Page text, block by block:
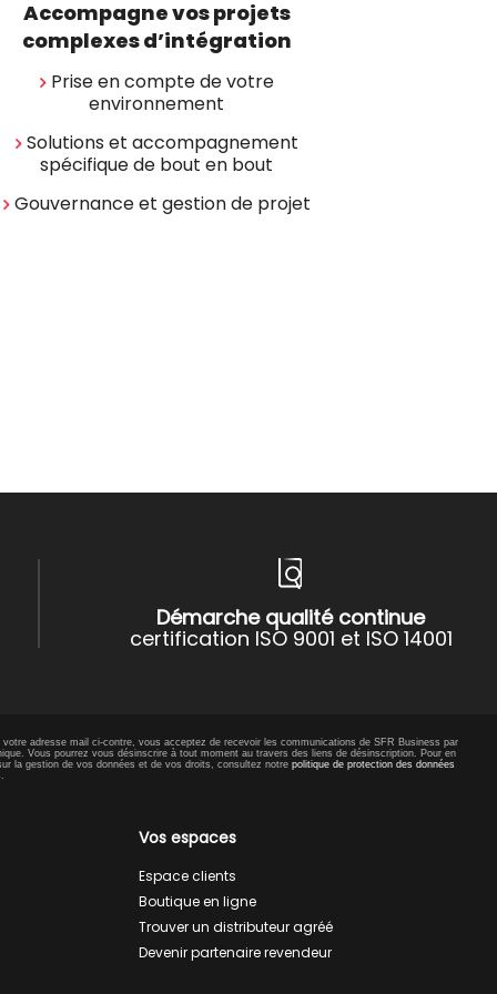
Accompagne vos projets
complexes d’intégration
Prise en compte de votre
environnement
Solutions et accompagnement
spécifique de bout en bout
Gouvernance et gestion de projet
Démarche qualité continue
certification ISO 9001 et ISO 14001
votre adresse mail ci-contre, vous acceptez de recevoir les communications de SFR Business par
Vous pourrez vous désinscrire à tout moment au travers des liens de désinscription. Pour en
la gestion de vos données et de vos droits, consultez notre politique de protection des données
.
Vos espaces
Espace clients
Boutique en ligne
Trouver un distributeur agréé
Devenir partenaire revendeur